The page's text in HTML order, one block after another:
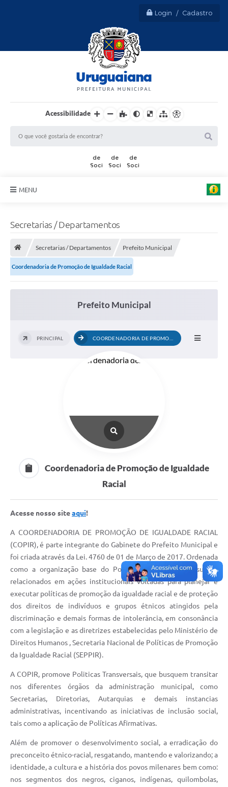
Login / Cadastro
Acessibilidade
MENU
Solicitação Obras
Nota Fiscal Eletrônica
ITBI Online
Tramitação de Processos
Colégio Agrícola Municipal
SIM - Serviço de Inspeção Municipal
Vigilância Ambiental em Saúde
COPIR - Coordenadoria de Promoção de Igualdade Racial
Galeria de Fotos
Obras
Galeria de Vídeos
Contas Públicas
Secretarias / Departamentos
Secretarias / Departamentos Prefeito Municipal
Coordenadoria de Promoção de Igualdade Racial
Prefeito Municipal
PRINCIPAL
Coordenadoria de Promoção de Igualdade
Racial
Acesse nosso siteaqui!
A COORDENADORIA DE PROMOÇÃO DE IGUALDADE RACIAL
(COPIR), é parte integrante do Gabinete do Prefeito Municipal e
foi criada através da Lei. 4760 de 01 de Março de 2017. Ordenada
como a organização base do Poder Executivo para assuntos
relacionados em ações institucionais voltadas para planejar e
executar políticas de promoção da igualdade racial e de proteção
dos direitos de indivíduos e grupos étnicos atingidos pela
discriminação e demais formas de intolerância, em consonância
com a legislação e as diretrizes estabelecidas pelo Ministério de
Direitos Humanos , Secretaria Nacional de Políticas de Promoção
da Igualdade Racial (SEPPIR).
A COPIR, promove Politicas Transversais, que busquem transitar
nos diferentes órgãos da administração municipal, como
Secretarias, Diretorias, Autarquias e demais instancias
administrativas, incentivando as iniciativas de inclusão social,
tais como a aplicação de Políticas Afirmativas.
Além de promover o desenvolvimento social, a erradicação do
preconceito étnico-racial, resgatando, mantendo e valorizando; a
identidade, a cultura e a história dos povos milenares bem como:
nos segmentos dos negros, ciganos, indígenas, quilombolas,